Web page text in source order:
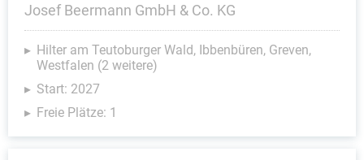
Josef Beermann GmbH & Co. KG
Hilter am Teutoburger Wald, Ibbenbüren, Greven,
Westfalen (2 weitere)
Start: 2027
Freie Plätze: 1